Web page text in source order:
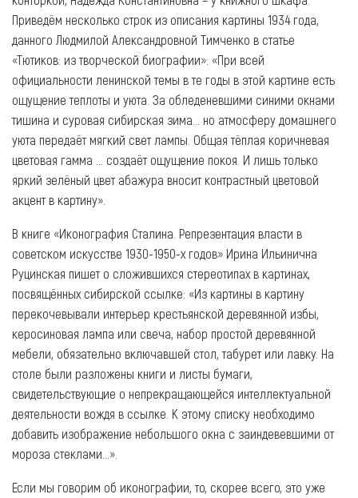
Приведём несколько строк из описания картины 1934 года,
данного Людмилой Александровной Тимченко в статье
«Тютиков: из творческой биографии»: «При всей
официальности ленинской темы в те годы в этой картине есть
ощущение теплоты и уюта. За обледеневшими синими окнами
тишина и суровая сибирская зима… но атмосферу домашнего
уюта передаёт мягкий свет лампы. Общая тёплая коричневая
цветовая гамма … создаёт ощущение покоя. И лишь только
яркий зелёный цвет абажура вносит контрастный цветовой
акцент в картину».
В книге «Иконография Сталина. Репрезентация власти в
советском искусстве 1930-1950-х годов» Ирина Ильинична
Руцинская пишет о сложившихся стереотипах в картинах,
посвящённых сибирской ссылке: «Из картины в картину
перекочевывали интерьер крестьянской деревянной избы,
керосиновая лампа или свеча, набор простой деревянной
мебели, обязательно включавшей стол, табурет или лавку. На
столе были разложены книги и листы бумаги,
свидетельствующие о непрекращающейся интеллектуальной
деятельности вождя в ссылке. К этому списку необходимо
добавить изображение небольшого окна с заиндевевшими от
мороза стеклами...».
Если мы говорим об иконографии, то, скорее всего, это уже